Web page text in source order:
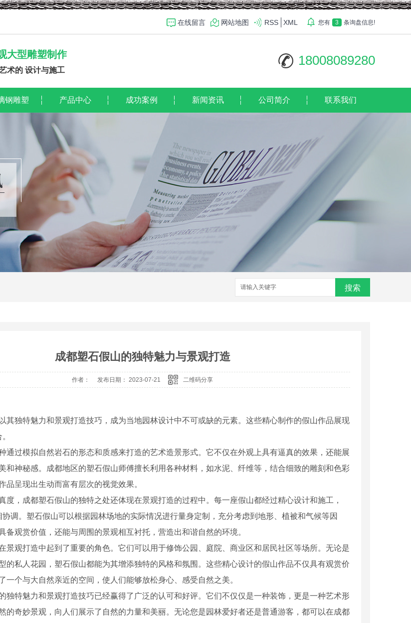
在线留言 网站地图 RSS XML 您有 3 条询盘信息!
大型雕塑制作
术的 设计与施工
18008089280
钢雕塑 产品中心 成功案例 新闻资讯 公司简介 联系我们
搜索
成都塑石假山的独特魅力与景观打造
作者： 发布日期： 2023-07-21 二维码分享
其独特魅力和景观打造技巧，成为当地园林设计中不可或缺的元素。这些精心制作的假山作品展现
通过模拟自然岩石的形态和质感来打造的艺术造景形式。它不仅在外观上具有逼真的效果，还能展
和神秘感。成都地区的塑石假山师傅擅长利用各种材料，如水泥、纤维等，结合细致的雕刻和色彩
品呈现出生动而富有层次的视觉效果。
度，成都塑石假山的独特之处还体现在景观打造的过程中。每一座假山都经过精心设计和施工，
协调。塑石假山可以根据园林场地的实际情况进行量身定制，充分考虑到地形、植被和气候等因
备观赏价值，还能与周围的景观相互衬托，营造出和谐自然的环境。
景观打造中起到了重要的角色。它们可以用于修饰公园、庭院、商业区和居民社区等场所。无论是
的私人花园，塑石假山都能为其增添独特的风格和氛围。这些精心设计的假山作品不仅具有观赏价
一个与大自然亲近的空间，使人们能够放松身心、感受自然之美。
独特魅力和景观打造技巧已经赢得了广泛的认可和好评。它们不仅仅是一种装饰，更是一种艺术形
的奇妙景观，向人们展示了自然的力量和美丽。无论您是园林爱好者还是普通游客，都可以在成都